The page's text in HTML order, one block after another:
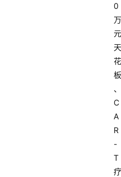
0
万
元
天
花
板
、
C
A
R
-
T
疗